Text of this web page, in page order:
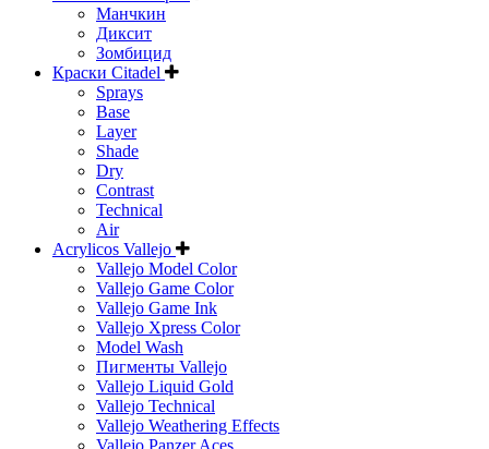
Манчкин
Диксит
Зомбицид
Краски Citadel
Sprays
Base
Layer
Shade
Dry
Contrast
Technical
Air
Acrylicos Vallejo
Vallejo Model Color
Vallejo Game Color
Vallejo Game Ink
Vallejo Xpress Color
Model Wash
Пигменты Vallejo
Vallejo Liquid Gold
Vallejo Technical
Vallejo Weathering Effects
Vallejo Panzer Aces